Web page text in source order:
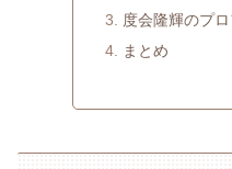
度会隆輝のプロ
まとめ